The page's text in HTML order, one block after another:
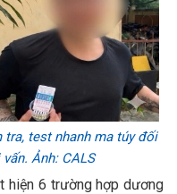
tra, test nhanh ma túy đối
Ảnh: CALS
hiện 6 trường hợp dương